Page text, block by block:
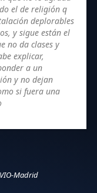
el de religión q
deplorables
y sigue están el
no da clases y
explicar,
a un
y no dejan
si fuera una
Madrid